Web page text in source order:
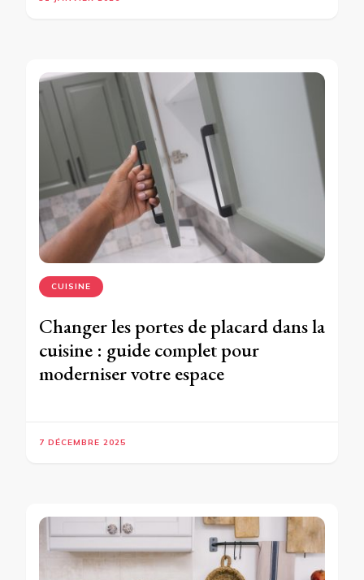
CUISINE
Changer les portes de placard dans la
cuisine : guide complet pour
moderniser votre espace
7 DÉCEMBRE 2025